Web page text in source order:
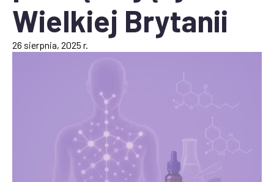
Wielkiej Brytanii
26 sierpnia, 2025 r.